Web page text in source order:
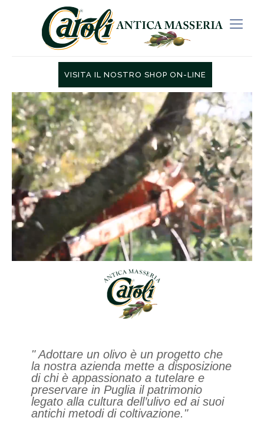
VISITA IL NOSTRO SHOP ON-LINE
" Adottare un olivo è un progetto che
la nostra azienda mette a disposizione
di chi è appassionato a tutelare e
preservare in Puglia il patrimonio
legato alla cultura dell’ulivo ed ai suoi
antichi metodi di coltivazione."